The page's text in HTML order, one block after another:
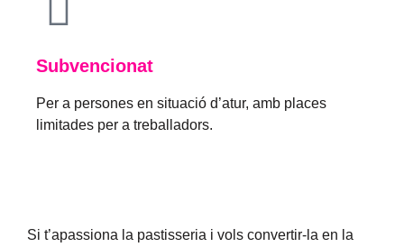
Subvencionat
Per a persones en situació d’atur, amb places
limitades per a treballadors.
Si t’apassiona la pastisseria i vols convertir-la en la